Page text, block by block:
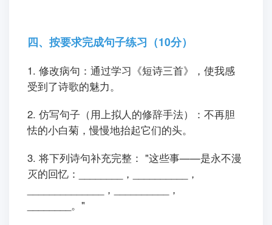
四、按要求完成句子练习（10分）
1. 修改病句：通过学习《短诗三首》，使我感
受到了诗歌的魅力。
2. 仿写句子（用上拟人的修辞手法）：不再胆
怯的小白菊，慢慢地抬起它们的头。
3. 将下列诗句补充完整： "这些事——是永不漫
灭的回忆：________，__________，
______________，__________，
________。"